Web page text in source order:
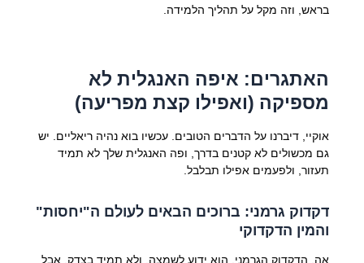
בראש, וזה מקל על תהליך הלמידה.
האתגרים: איפה האנגלית לא
מספיקה (ואפילו קצת מפריעה)
אוקיי, דיברנו על הדברים הטובים. עכשיו בוא נהיה ריאליים. יש
גם מכשולים לא קטנים בדרך, ופה האנגלית שלך לא תמיד
תעזור, ולפעמים אפילו תבלבל.
דקדוק גרמני: ברוכים הבאים לעולם ה"יחסות"
והמין הדקדוקי
אה, הדקדוק הגרמני. הוא ידוע לשמצה, ולא תמיד בצדק, אבל